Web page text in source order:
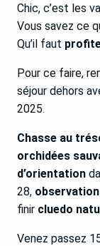
Chic, c’est les
Vous savez ce
Qu’il faut
Pour ce faire,
séjour dehors
2025.
Chasse au
orchidées
d’orientation
28,
finir cluedo
Venez passez